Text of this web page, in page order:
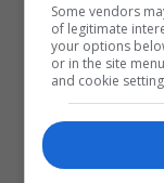
Some vendors
of legitimate
your options
or in the site
and cookie